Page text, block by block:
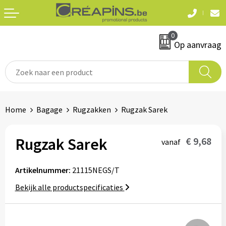
0
Op aanvraag
T-shirts
Sweaters en hoodies
Fleeces
Hemden
Automerken
Snoepgoed
Waterflesjes
Home Bagage Rugzakken Rugzak Sarek
Rugzak Sarek vanaf € 9,68
Artikelnummer: 21115NEGS/T
Bekijk alle productspecificaties